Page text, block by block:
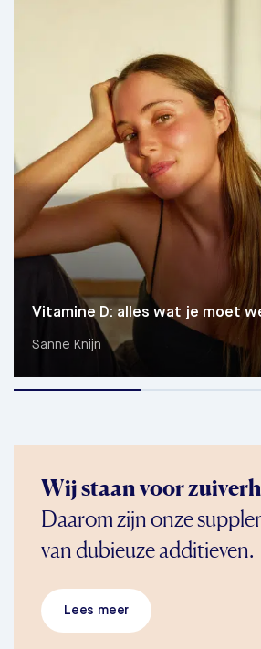
Vitamine D: alles wat je moet
Sanne Knijn
Wij staan voor
Daarom zijn onze
van dubieuze additieven.
Lees meer